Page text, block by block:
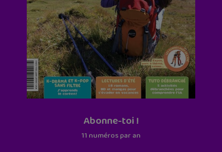
Abonne-toi !
11 numéros par an